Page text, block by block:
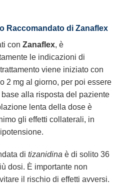
Raccomandato di Zanaflex
con Zanaflex, è
le indicazioni di
viene iniziato con
2 mg al giorno, per poi essere
alla risposta del paziente
lenta della dose è
gli effetti collaterali, in
di tizanidina è di solito 36
dosi. È importante non
il rischio di effetti avversi.